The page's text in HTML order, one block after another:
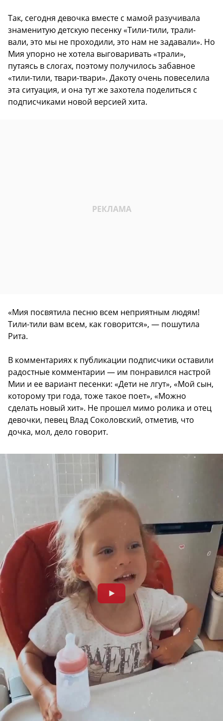
Так, сегодня девочка вместе с мамой разучивала
знаменитую детскую песенку «Тили-тили, трали-
вали, это мы не проходили, это нам не задавали». Но
Мия упорно не хотела выговаривать «трали»,
путаясь в слогах, поэтому получилось забавное
«тили-тили, твари-твари». Дакоту очень повеселила
эта ситуация, и она тут же захотела поделиться с
подписчиками новой версией хита.
«Мия посвятила песню всем неприятным людям!
Тили-тили вам всем, как говорится», — пошутила
Рита.
В комментариях к публикации подписчики оставили
радостные комментарии — им понравился настрой
Мии и ее вариант песенки: «Дети не лгут», «Мой сын,
которому три года, тоже такое поет», «Можно
сделать новый хит». Не прошел мимо ролика и отец
девочки, певец Влад Соколовский, отметив, что
дочка, мол, дело говорит.